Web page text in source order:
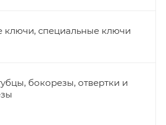
ключи, специальные ключи
бокорезы, отвертки и